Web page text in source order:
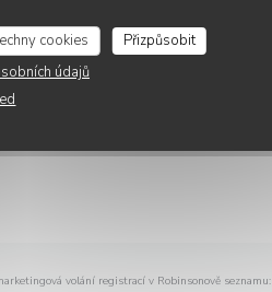
cookies
Přizpůsobit
údajů
volání registrací v Robinsonově seznamu: